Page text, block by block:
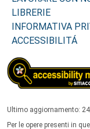
LIBRERIE
INFORMATIVA
ACCESSIBILITÁ
Ultimo aggiornamento:
Per le opere presenti in